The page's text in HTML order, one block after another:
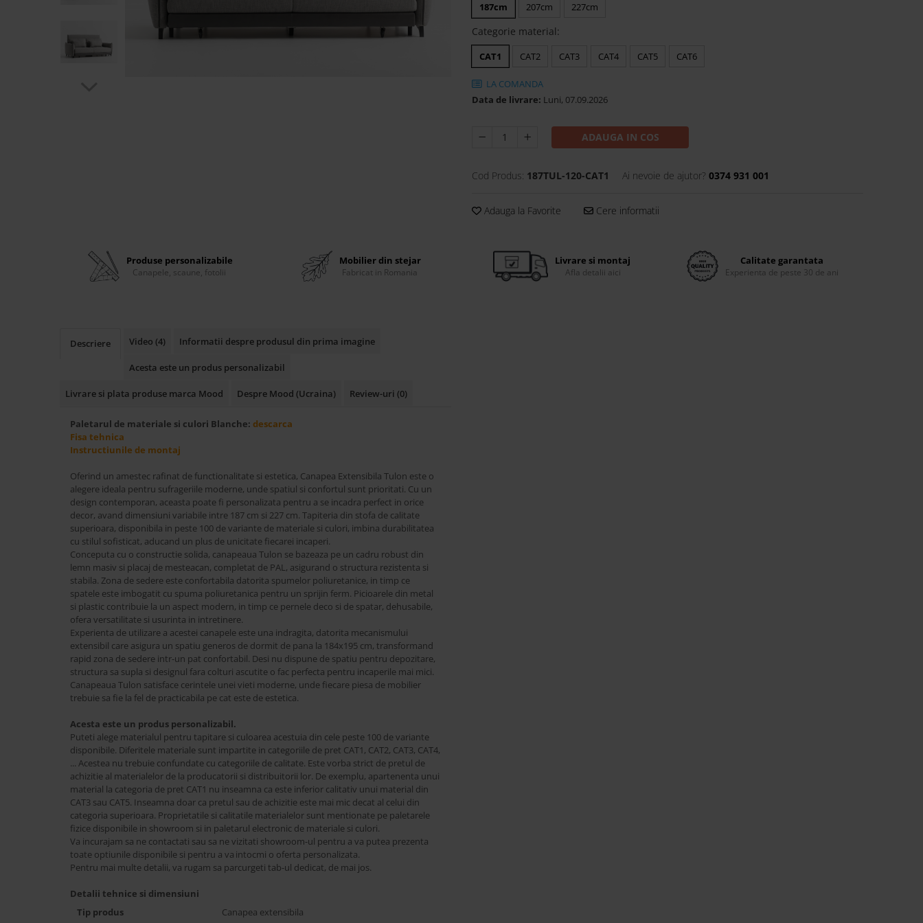
Mobilier de exterior
Paturi Tapitate
Paturi Tapitate
Fotolii si Demifotolii
Fotolii si Demifotolii
Perne si Pilote
187cm 207cm 227cm
Categorie material:
CAT1 CAT2 CAT3 CAT4 CAT5 CAT6
LA COMANDA
Data de livrare: Luni, 07.09.2026
ADAUGA IN COS
Cod Produs: 187TUL-120-CAT1 Ai nevoie de ajutor? 0374 931 001
Adauga la Favorite Cere informatii
Produse personalizabile
Canapele, scaune, fotolii
Mobilier din stejar
Fabricat in Romania
Livrare si montaj
Afla detalii aici
Calitate garantata
Experienta de peste 30 de ani
Descriere Video (4) Informatii despre produsul din prima imagine
Acesta este un produs personalizabil
Livrare si plata produse marca Mood Despre Mood (Ucraina) Review-uri (0)
Paletarul de materiale si culori Blanche: descarca
Fisa tehnica
Instructiunile de montaj
Oferind un amestec rafinat de functionalitate si estetica, Canapea Extensibila Tulon este o
alegere ideala pentru sufrageriile moderne, unde spatiul si confortul sunt prioritati. Cu un
design contemporan, aceasta poate fi personalizata pentru a se incadra perfect in orice
decor, avand dimensiuni variabile intre 187 cm si 227 cm. Tapiteria din stofa de calitate
superioara, disponibila in peste 100 de variante de materiale si culori, imbina durabilitatea
cu stilul sofisticat, aducand un plus de unicitate fiecarei incaperi.
Conceputa cu o constructie solida, canapeaua Tulon se bazeaza pe un cadru robust din
lemn masiv si placaj de mesteacan, completat de PAL, asigurand o structura rezistenta si
stabila. Zona de sedere este confortabila datorita spumelor poliuretanice, in timp ce
spatele este imbogatit cu spuma poliuretanica pentru un sprijin ferm. Picioarele din metal
si plastic contribuie la un aspect modern, in timp ce pernele deco si de spatar, dehusabile,
ofera versatilitate si usurinta in intretinere.
Experienta de utilizare a acestei canapele este una indragita, datorita mecanismului
extensibil care asigura un spatiu generos de dormit de pana la 184x195 cm, transformand
rapid zona de sedere intr-un pat confortabil. Desi nu dispune de spatiu pentru depozitare,
structura sa supla si designul fara colturi ascutite o fac perfecta pentru incaperile mai mici.
Canapeaua Tulon satisface cerintele unei vieti moderne, unde fiecare piesa de mobilier
trebuie sa fie la fel de practicabila pe cat este de estetica.
Acesta este un produs personalizabil.
Puteti alege materialul pentru tapitare si culoarea acestuia din cele peste 100 de variante
disponibile. Diferitele materiale sunt impartite in categoriile de pret CAT1, CAT2, CAT3, CAT4,
... Acestea nu trebuie confundate cu categoriile de calitate. Este vorba strict de pretul de
achizitie al materialelor de la producatorii si distribuitorii lor. De exemplu, apartenenta unui
material la categoria de pret CAT1 nu inseamna ca este inferior calitativ unui material din
CAT3 sau CAT5. Inseamna doar ca pretul sau de achizitie este mai mic decat al celui din
categoria superioara. Proprietatile si calitatile materialelor sunt mentionate pe paletarele
fizice disponibile in showroom si in paletarul electronic de materiale si culori.
Va incurajam sa ne contactati sau sa ne vizitati showroom-ul pentru a va putea prezenta
toate optiunile disponibile si pentru a va intocmi o oferta personalizata.
Pentru mai multe detalii, va rugam sa parcurgeti tab-ul dedicat, de mai jos.
Detalii tehnice si dimensiuni
Tip produs
Canapea extensibila